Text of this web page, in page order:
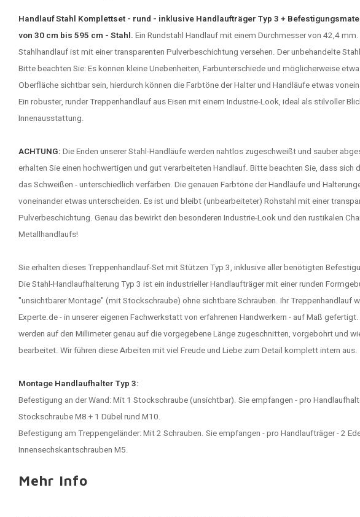
Handlauf Stahl Komplettset - rund - inklusive Handlaufträger Typ 3 +
von 30 cm bis 595 cm - Stahl. Ein Rundstahl Handlaufmit einem Durchmesser von 42,4
Stahlhandlaufist mit einer transparenten Pulverbeschichtung versehen. Der unbehandelte
Bitte beachten Sie: Es können kleine Unebenheiten, Farbunterschiede und möglicherweise
Oberfläche sichtbar sein, hierdurch können die Farbtöne der Halter und Handläufe etwas
Ein robuster, runder Treppenhandlauf aus Eisen mit einem Industrie-Look, ideal als stilvoller
Innenausstattung.
ACHTUNG: Die Enden unserer Stahl-Handläufe werden nahtlos zugeschweißt und sauber
erhalten Sie einen hochwertigen und gut verarbeiteten Handlauf. Bitte beachten Sie, dass sich
das Schweißen - unterschiedlich verfärben. Die genauen Farbtöne der Handläufe und
voneinander etwas unterscheiden. Es ist und bleibt (unbearbeiteter) Rohstahl mit einer
Pulverbeschichtung. Genau das bewirkt den besonderen Industrie-Look und den rustikalen
Metallhandlaufs!
Sie erhalten dieses Treppenhandlauf-Set mit Stützen Typ 3, inklusive aller benötigten
Die Stahl-Handlaufhalterung Typ 3 ist ein industrieller Handlaufträger mit einer runden
"unsichtbarer Montage" (mit Stockschraube) ohne sichtbare Schrauben. Ihr Treppenhandlauf
Experte.de - in unserer eigenen Fachwerkstatt von erfahrenen Handwerkern - auf Maß
werden auf den Millimeter genau auf die vorgegebene Länge zugeschnitten, vorgebohrt und
bearbeitet. Wir führen diese Arbeiten mit viel Freude und Liebe zum Detail komplett intern aus.
Montage Handlaufhalter Typ 3:
Befestigung an der Wand: Mit 1 Stockschraube (unsichtbar). Sie empfangen - pro
Stockschraube M8 + 1 Dübel rund M10.
Befestigung am Treppengeländer: Mit 2 Schrauben. Sie empfangen - pro Handlaufträger - 2
Innensechskantschrauben M5.
Mehr Info